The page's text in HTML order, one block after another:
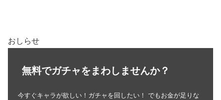
おしらせ
無料でガチャをまわしませんか？
今すぐキャラが欲しい！ガチャを回したい！ でもお金が足りな